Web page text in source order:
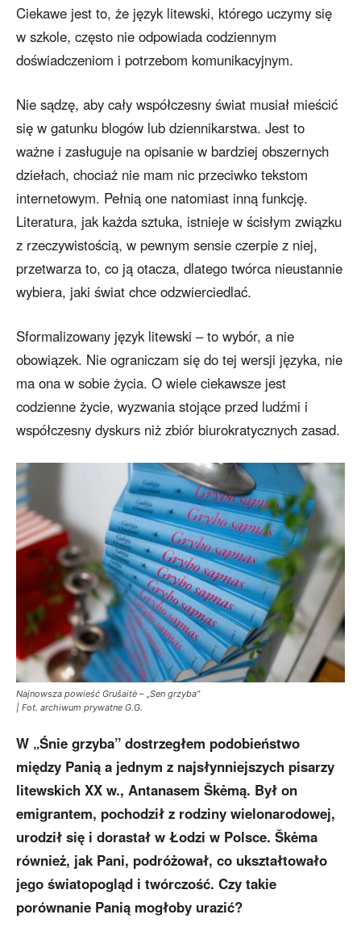
Ciekawe jest to, że język litewski, którego uczymy się
w szkole, często nie odpowiada codziennym
doświadczeniom i potrzebom komunikacyjnym.
Nie sądzę, aby cały współczesny świat musiał mieścić
się w gatunku blogów lub dziennikarstwa. Jest to
ważne i zasługuje na opisanie w bardziej obszernych
dziełach, chociaż nie mam nic przeciwko tekstom
internetowym. Pełnią one natomiast inną funkcję.
Literatura, jak każda sztuka, istnieje w ścisłym związku
z rzeczywistością, w pewnym sensie czerpie z niej,
przetwarza to, co ją otacza, dlatego twórca nieustannie
wybiera, jaki świat chce odzwierciedlać.
Sformalizowany język litewski – to wybór, a nie
obowiązek. Nie ograniczam się do tej wersji języka, nie
ma ona w sobie życia. O wiele ciekawsze jest
codzienne życie, wyzwania stojące przed ludźmi i
współczesny dyskurs niż zbiór biurokratycznych zasad.
Najnowsza powieść Grušaitė – „Sen grzyba”
| Fot. archiwum prywatne G.G.
W „Śnie grzyba” dostrzegłem podobieństwo
między Panią a jednym z najsłynniejszych pisarzy
litewskich XX w., Antanasem Škėmą. Był on
emigrantem, pochodził z rodziny wielonarodowej,
urodził się i dorastał w Łodzi w Polsce. Škėma
również, jak Pani, podróżował, co ukształtowało
jego światopogląd i twórczość. Czy takie
porównanie Panią mogłoby urazić?